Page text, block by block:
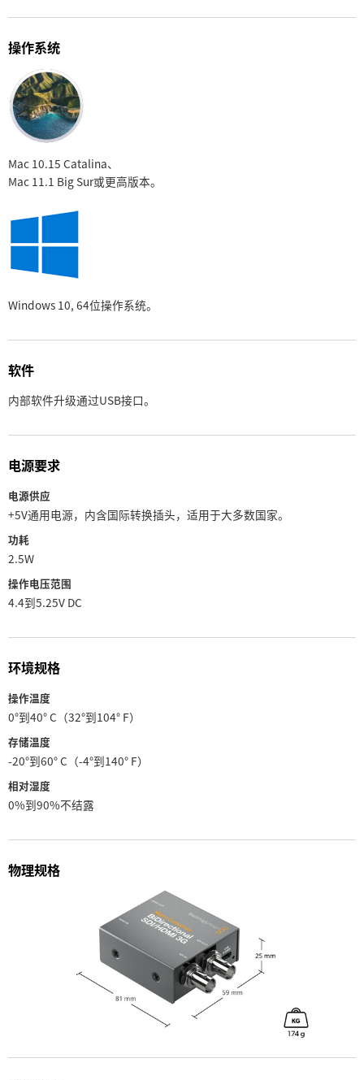
操作系统
Mac 10.15 Catalina、
Mac 11.1 Big Sur或更高版本。
Windows 10, 64位操作系统。
软件
内部软件升级通过USB接口。
电源要求
电源供应
+5V通用电源，内含国际转换插头，适用于大多数国家。
功耗
2.5W
操作电压范围
4.4到5.25V DC
环境规格
操作温度
0°到40° C（32°到104° F）
存储温度
-20°到60° C（-4°到140° F）
相对湿度
0%到90%不结露
物理规格